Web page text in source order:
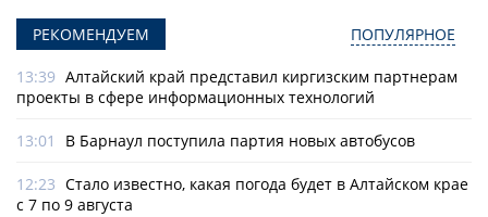
РЕКОМЕНДУЕМ ПОПУЛЯРНОЕ
13:39 Алтайский край представил киргизским партнерам
проекты в сфере информационных технологий
13:01 В Барнаул поступила партия новых автобусов
12:23 Стало известно, какая погода будет в Алтайском крае
с 7 по 9 августа